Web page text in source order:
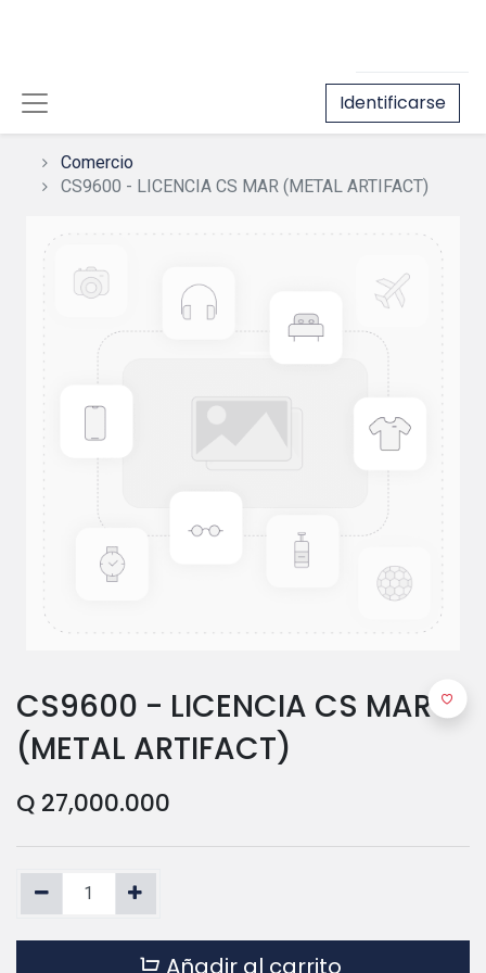
Identificarse
Comercio
CS9600 - LICENCIA CS MAR (METAL ARTIFACT)
CS9600 - LICENCIA CS MAR
(METAL ARTIFACT)
Q 27,000.000
Añadir al carrito